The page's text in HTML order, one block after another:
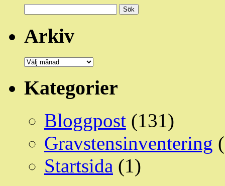
efter:
Arkiv
Arkiv
Kategorier
Bloggpost (131)
Gravstensinventering
Startsida (1)